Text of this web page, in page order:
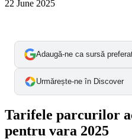
22 June 2025
Adaugă-ne ca sursă
Urmărește-ne în Discover
Tarifele parcurilor
pentru vara 2025